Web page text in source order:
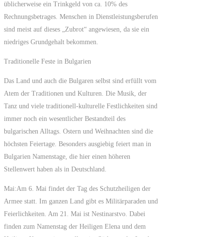
üblicherweise ein Trinkgeld von ca. 10% des
Rechnungsbetrages. Menschen in Dienstleistungsberufen
sind meist auf dieses „Zubrot“ angewiesen, da sie ein
niedriges Grundgehalt bekommen.
Traditionelle Feste in Bulgarien
Das Land und auch die Bulgaren selbst sind erfüllt vom
Atem der Traditionen und Kulturen. Die Musik, der
Tanz und viele traditionell-kulturelle Festlichkeiten sind
immer noch ein wesentlicher Bestandteil des
bulgarischen Alltags. Ostern und Weihnachten sind die
höchsten Feiertage. Besonders ausgiebig feiert man in
Bulgarien Namenstage, die hier einen höheren
Stellenwert haben als in Deutschland.
Mai:Am 6. Mai findet der Tag des Schutzheiligen der
Armee statt. Im ganzen Land gibt es Militärparaden und
Feierlichkeiten. Am 21. Mai ist Nestinarstvo. Dabei
finden zum Namenstag der Heiligen Elena und dem